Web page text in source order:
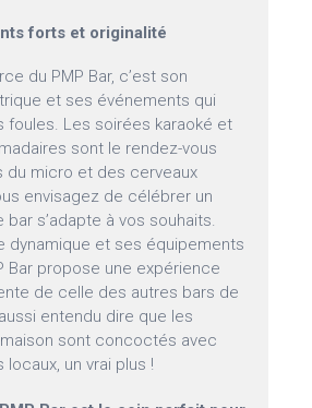
forts et originalité
du PMP Bar, c’est son
et ses événements qui
foules. Les soirées karaoké et
sont le rendez-vous
du micro et des cerveaux
envisagez de célébrer un
bar s’adapte à vos souhaits.
dynamique et ses équipements
Bar propose une expérience
de celle des autres bars de
entendu dire que les
sont concoctés avec
un vrai plus !